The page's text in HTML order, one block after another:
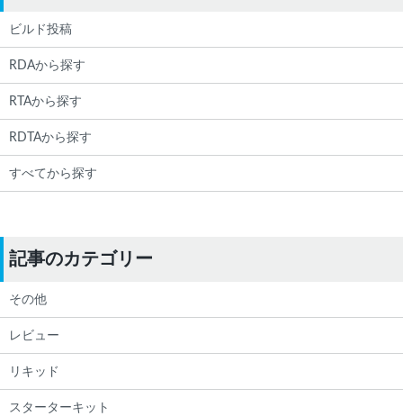
ビルド投稿
RDAから探す
RTAから探す
RDTAから探す
すべてから探す
記事のカテゴリー
その他
レビュー
リキッド
スターターキット